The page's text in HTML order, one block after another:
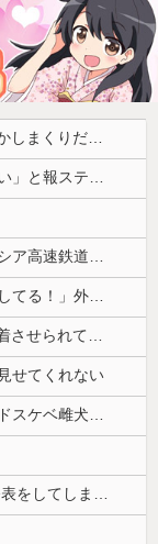
W杯アジア予選等で韓国サッカー協会がやらかしまくりだと発覚、「いきなり共同開催になったしな」と日韓共催の件に言及する声も……
「マスコミの立ち位置の勘違いっぷりがすごい」と報ステ大越キャスターの台詞に視聴者絶句、高市とトランプを同列視させようという思惑がひしひしと
「安物買いの銭失いだったねぇ」とインドネシア高速鉄道の最終処分に日本側騒然、国家予算は使わないというと何が財源なんだ？
海外「日本の製菓技術はもはや芸術の域に達してる！」外国人が驚いた日本のお菓子の見た目とは・・・？【海外の反応】
女さん ｢アイドルが19歳にもなってスク水を着させられている！｣⇒結果ｗｗｗ
せてくれない
【朗報】パウ・パトロールのスカイとか言うドスケベ雌犬🐶ｗｗｗｗｗｗｗｗｗｗｗｗ
【速報】 『有吉の夏休み』、とんでもない発表をしてしまう！！！！！